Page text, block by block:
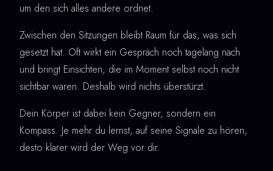
um den sich alles andere ordnet.
Zwischen den Sitzungen bleibt Raum für das, was sich
gesetzt hat. Oft wirkt ein Gespräch noch tagelang nach
und bringt Einsichten, die im Moment selbst noch nicht
sichtbar waren. Deshalb wird nichts überstürzt.
Dein Körper ist dabei kein Gegner, sondern ein
Kompass. Je mehr du lernst, auf seine Signale zu hören,
desto klarer wird der Weg vor dir.